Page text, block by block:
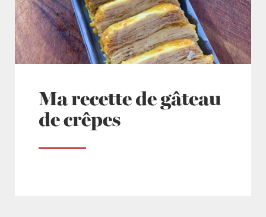
Ma recette de gâteau
de crêpes